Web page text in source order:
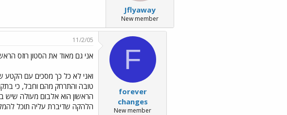
Jflyaway
New member
F
forever
changes
New member
11/2/05
אני גם מאוד את הסטון רוזס
ואני לא כל כך מסכים עם הקטע
טובה והתרחק מהם וחבל, כי
הלהקה שדיברת עליה תוכל